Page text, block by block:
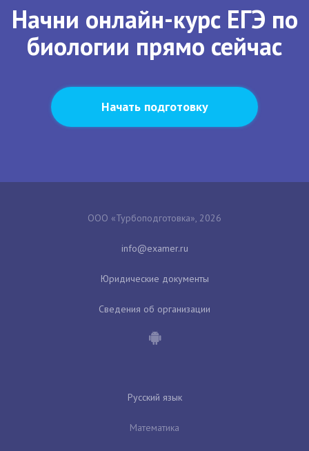
Начни онлайн-курс ЕГЭ по
биологии прямо сейчас
Начать подготовку
ООО «Турбоподготовка», 2026
Юридические документы
Сведения об организации
Русский язык
Математика